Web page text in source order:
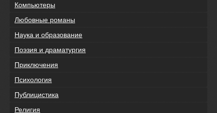
Компьютеры
Любовные романы
Наука и образование
Поэзия и драматургия
Приключения
Психология
Публицистика
Религия